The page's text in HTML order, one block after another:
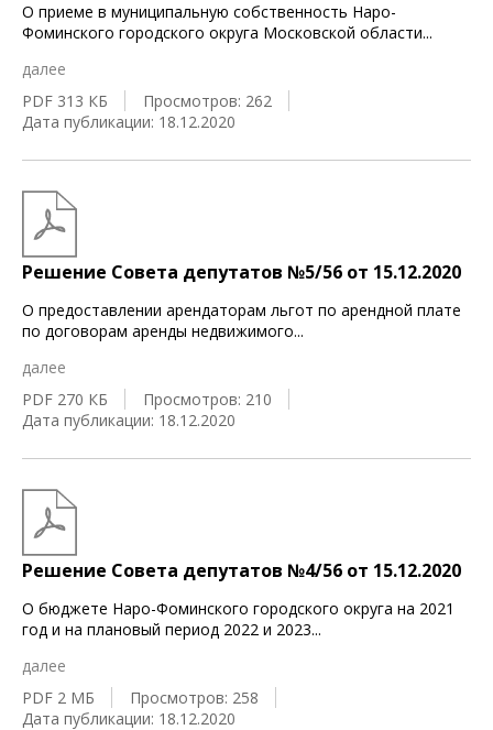
О приеме в муниципальную собственность Наро-
Фоминского городского округа Московской области...
далее
PDF 313 КБ
Просмотров: 262
Дата публикации: 18.12.2020
Решение Совета депутатов №5/56 от 15.12.2020
О предоставлении арендаторам льгот по арендной плате
по договорам аренды недвижимого...
далее
PDF 270 КБ
Просмотров: 210
Дата публикации: 18.12.2020
Решение Совета депутатов №4/56 от 15.12.2020
О бюджете Наро-Фоминского городского округа на 2021
год и на плановый период 2022 и 2023...
далее
PDF 2 МБ
Просмотров: 258
Дата публикации: 18.12.2020